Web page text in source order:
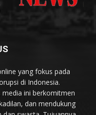
yang fokus pada
di Indonesia.
ini berkomitmen
dan mendukung